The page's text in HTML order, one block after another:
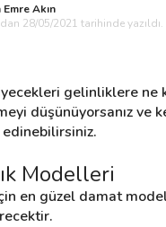
Akın
28/05/2021 tarihinde yazıldı.
gelinliklere ne
düşünüyorsanız ve
Modelleri
en güzel damat